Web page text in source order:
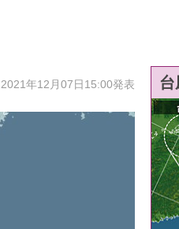
2021年12月07日15:00発表